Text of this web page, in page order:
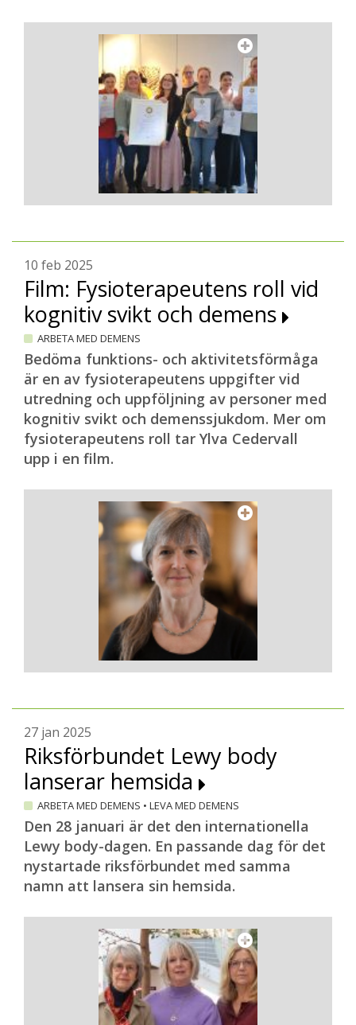
10 feb 2025
Film: Fysioterapeutens roll vid
kognitiv svikt och demens
ARBETA MED DEMENS
Bedöma funktions- och aktivitetsförmåga
är en av fysioterapeutens uppgifter vid
utredning och uppföljning av personer med
kognitiv svikt och demenssjukdom. Mer om
fysioterapeutens roll tar Ylva Cedervall
upp i en film.
27 jan 2025
Riksförbundet Lewy body
lanserar hemsida
ARBETA MED DEMENS • LEVA MED DEMENS
Den 28 januari är det den internationella
Lewy body-dagen. En passande dag för det
nystartade riksförbundet med samma
namn att lansera sin hemsida.